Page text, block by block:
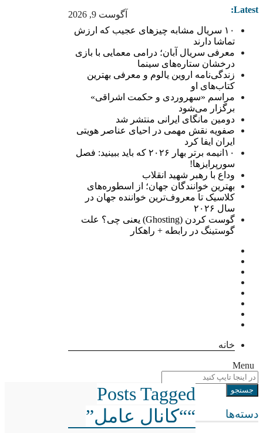
آگوست 9, 2026 Latest:
۱۰ سریال مشابه چیزهای عجیب که ارزش
تماشا دارند
معرفی سریال آبان؛ درامی معمایی با بازی
درخشان ستاره‌های سینما
زندگی‌نامه اروین یالوم و معرفی بهترین
کتاب‌های او
مراسم «سهروردی و حکمت اشراقی»
برگزار می‌شود
دومین مانگای ایرانی منتشر شد
صفویه نقش مهمی در احیای عناصر هویتی
ایران ایفا کرد
۱۰انیمه برتر بهار ۲۰۲۶ که باید ببینید: فصل
سورپرایزها!
وداع با رهبر شهید انقلاب
بهترین خوانندگان جهان؛ از اسطوره‌های
کلاسیک تا معروف‌ترین خواننده جهان در
سال ۲۰۲۶
گوست کردن (Ghosting) یعنی چی؟ علت
گوستینگ در رابطه + راهکار
خانه
Menu
دسته‌ها
Posts Tagged
““کانال عامل”